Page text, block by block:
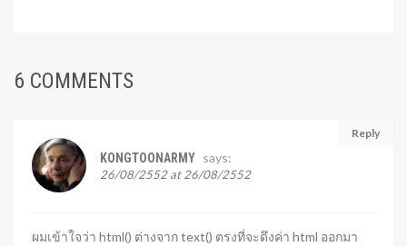
6 COMMENTS
Reply
KONGTOONARMY says:
26/08/2552 at 26/08/2552
ผมเข้าใจว่า html() ต่างจาก text() ตรงที่จะดึงค่า html ออกมา